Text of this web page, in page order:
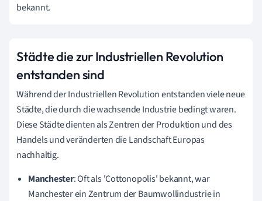
bekannt.
Städte die zur Industriellen Revolution
entstanden sind
Während der Industriellen Revolution entstanden viele neue
Städte, die durch die wachsende Industrie bedingt waren.
Diese Städte dienten als Zentren der Produktion und des
Handels und veränderten die Landschaft Europas
nachhaltig.
Manchester: Oft als 'Cottonopolis' bekannt, war
Manchester ein Zentrum der Baumwollindustrie in